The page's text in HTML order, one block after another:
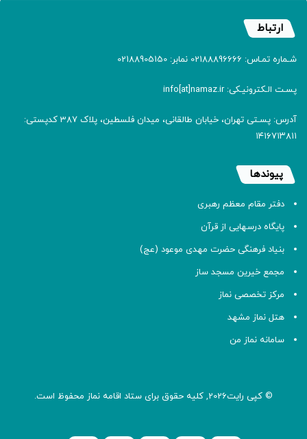
ارتباط
شـماره تمـاس: 02188896666 نمابر: 02188905150
پسـت الـکترونیـکی: info[at]namaz.ir
آدرس: پسـتی تهران، خیابان طالقانی، میدان فلسطین، پلاک 387 کدپستی:
۱۴۱۶۷۱۳۸۱۱
پیوندها
دفتر مقام معظم رهبری
پایگاه درسهایی از قرآن
بنیاد فرهنگی حضرت مهدی موعود (عج)
مجمع خیرین مسجد ساز
مرکز تخصصی نماز
هتل نماز مشهد
سامانه نماز من
© کپی رایت2026, کلیه حقوق برای ستاد اقامه نماز محفوظ است.